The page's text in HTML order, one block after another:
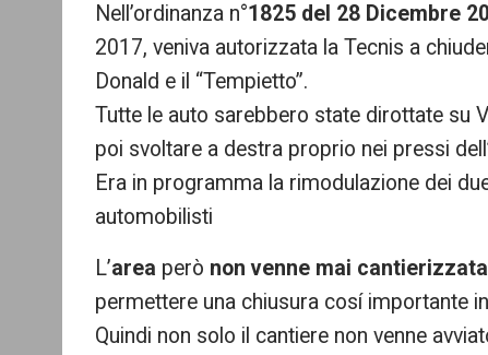
Nell’ordinanza n°1825 del 28 Dicembre
2017, veniva autorizzata la Tecnis a
Donald e il “Tempietto”.
Tutte le auto sarebbero state dirottate su
poi svoltare a destra proprio nei pressi
Era in programma la rimodulazione dei
automobilisti
L’area però non venne mai cantierizzata
permettere una chiusura cosí importante
Quindi non solo il cantiere non venne